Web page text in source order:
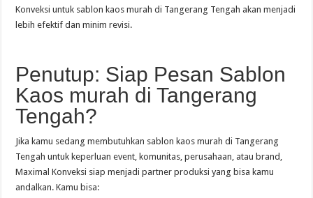
Konveksi untuk sablon kaos murah di Tangerang Tengah akan menjadi
lebih efektif dan minim revisi.
Penutup: Siap Pesan Sablon
Kaos murah di Tangerang
Tengah?
Jika kamu sedang membutuhkan sablon kaos murah di Tangerang
Tengah untuk keperluan event, komunitas, perusahaan, atau brand,
Maximal Konveksi siap menjadi partner produksi yang bisa kamu
andalkan. Kamu bisa: